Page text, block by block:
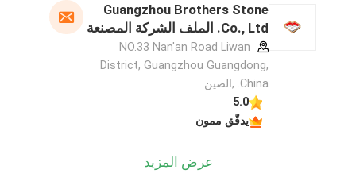
Guangzhou Brothers Stone
Co., Ltd. الملف الشركة المصنعة
NO.33 Nan'an Road Liwan
District, Guangzhou Guangdong,
China. ,الصين
5.0
يدقّق ممون
عرض المزيد